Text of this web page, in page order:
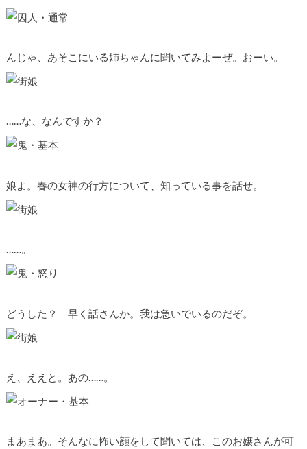
んじゃ、あそこにいる姉ちゃんに聞いてみよーぜ。おーい。
……な、なんですか？
娘よ。春の女神の行方について、知っている事を話せ。
……。
どうした？ 早く話さんか。我は急いでいるのだぞ。
え、ええと。あの……。
まあまあ。そんなに怖い顔をして聞いては、このお嬢さんが可